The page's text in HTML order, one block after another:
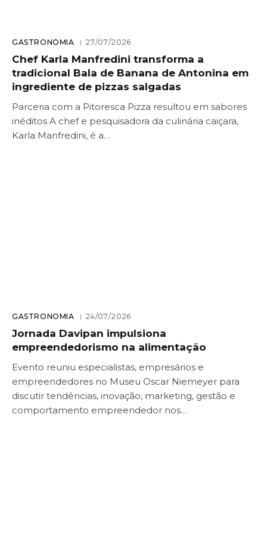
GASTRONOMIA 27/07/2026
Chef Karla Manfredini transforma a
tradicional Bala de Banana de Antonina em
ingrediente de pizzas salgadas
Parceria com a Pitoresca Pizza resultou em sabores
inéditos A chef e pesquisadora da culinária caiçara,
Karla Manfredini, é a…
GASTRONOMIA 24/07/2026
Jornada Davipan impulsiona
empreendedorismo na alimentação
Evento reuniu especialistas, empresários e
empreendedores no Museu Oscar Niemeyer para
discutir tendências, inovação, marketing, gestão e
comportamento empreendedor nos…